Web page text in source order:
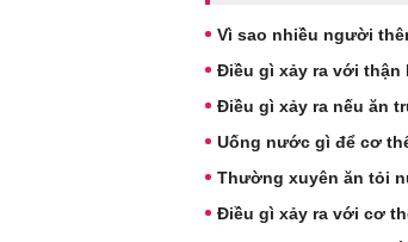
Vì sao nhiều người
Điều gì xảy ra với thận
Điều gì xảy ra nếu ăn
Uống nước gì để cơ
Thường xuyên ăn tỏi
Điều gì xảy ra với cơ